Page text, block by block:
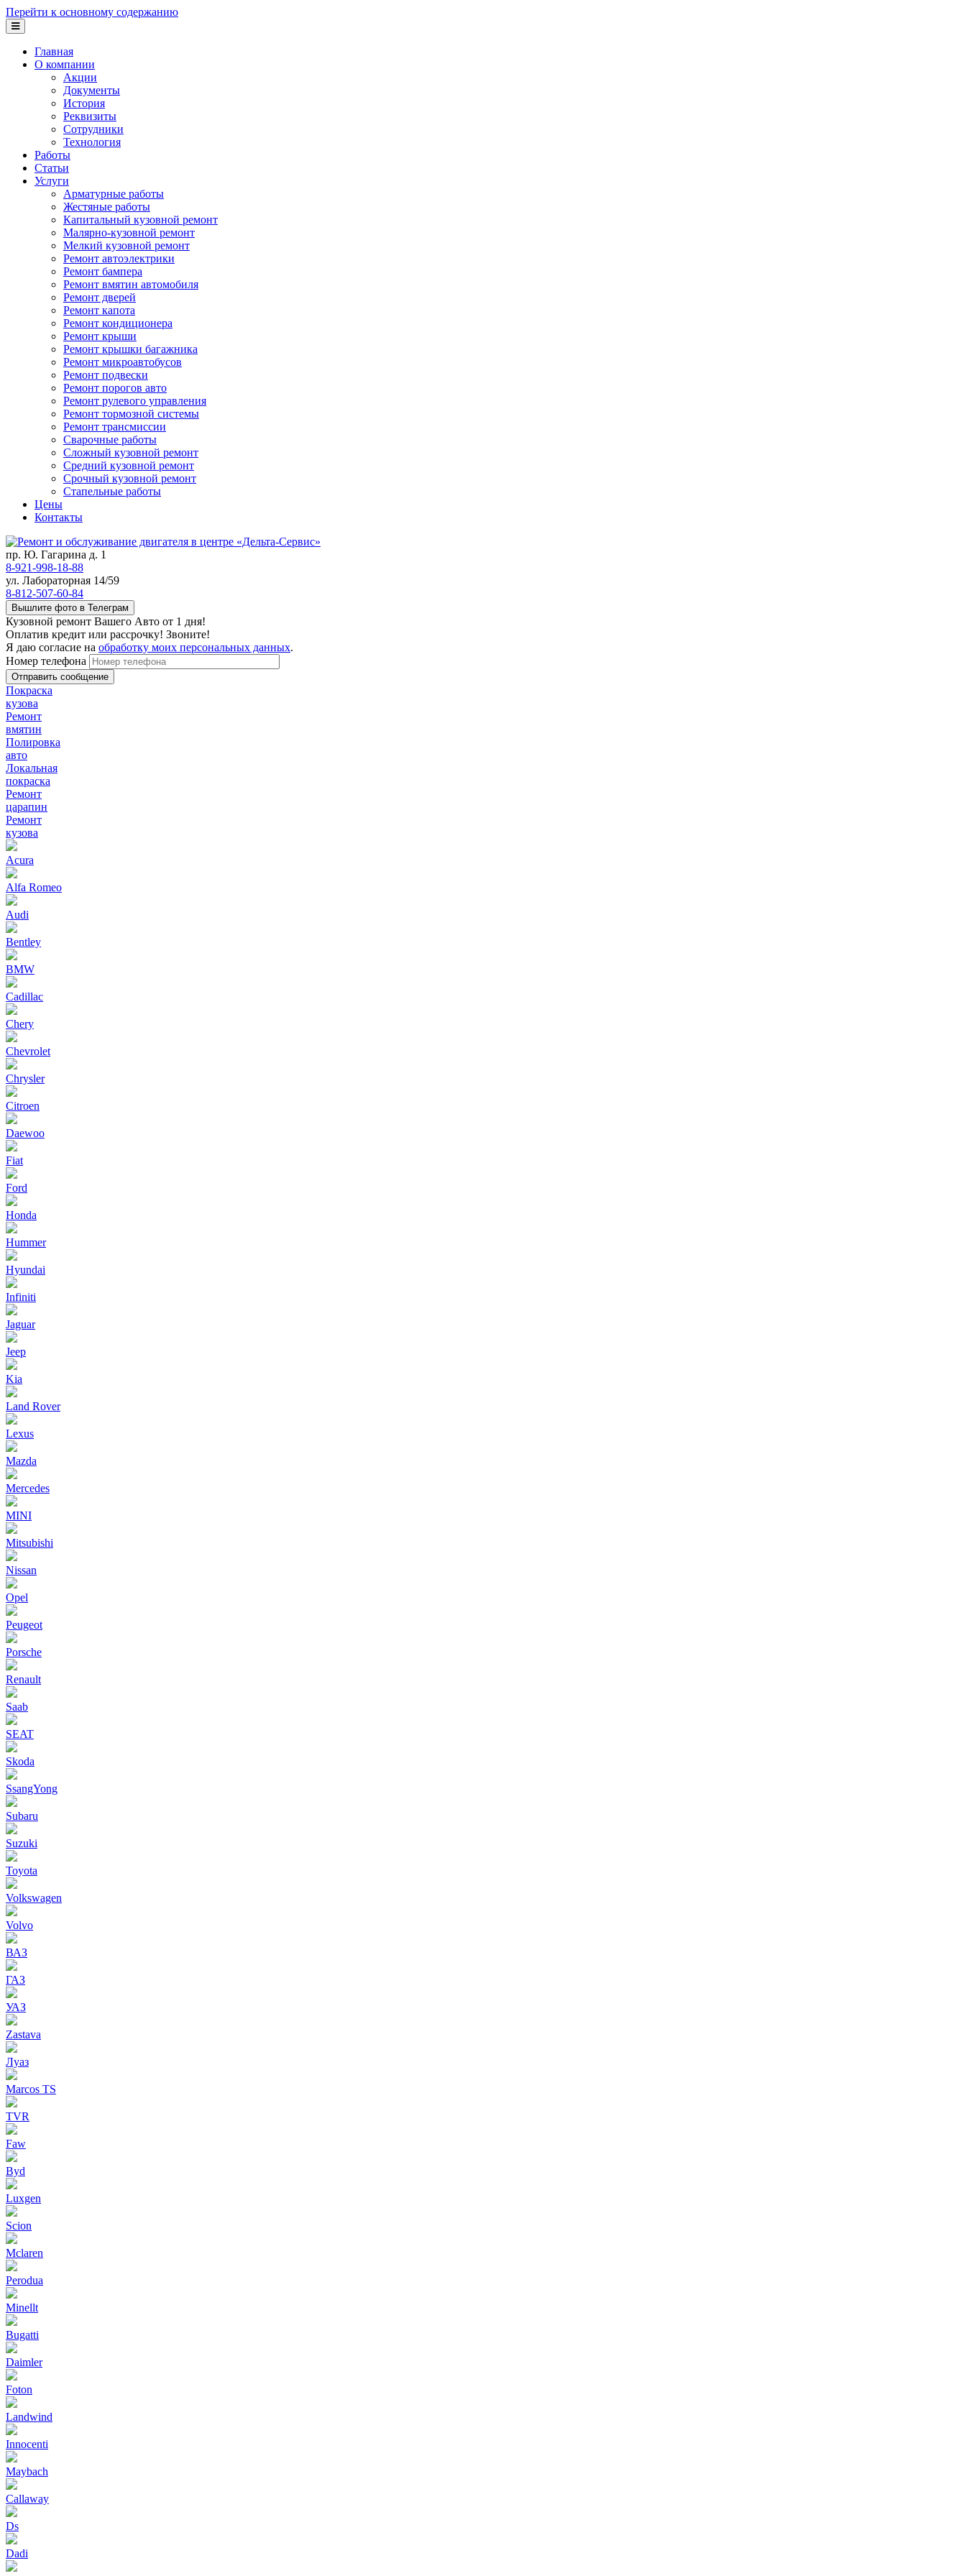
Перейти к основному содержанию
Главная
О компании
Акции
Документы
История
Реквизиты
Сотрудники
Технология
Работы
Статьи
Услуги
Арматурные работы
Жестяные работы
Капитальный кузовной ремонт
Малярно-кузовной ремонт
Мелкий кузовной ремонт
Ремонт автоэлектрики
Ремонт бампера
Ремонт вмятин автомобиля
Ремонт дверей
Ремонт капота
Ремонт кондиционера
Ремонт крыши
Ремонт крышки багажника
Ремонт микроавтобусов
Ремонт подвески
Ремонт порогов авто
Ремонт рулевого управления
Ремонт тормозной системы
Ремонт трансмиссии
Сварочные работы
Сложный кузовной ремонт
Средний кузовной ремонт
Срочный кузовной ремонт
Стапельные работы
Цены
Контакты
пр. Ю. Гагарина д. 1
8-921-998-18-88
ул. Лабораторная 14/59
8-812-507-60-84
Вышлите фото в Телеграм
Кузовной ремонт Вашего Авто от 1 дня!
Оплатив кредит или рассрочку! Звоните!
Я даю согласие на обработку моих персональных данных.
Номер телефона
Покраска
кузова
Ремонт
вмятин
Полировка
авто
Локальная
покраска
Ремонт
царапин
Ремонт
кузова
Acura
Alfa Romeo
Audi
Bentley
BMW
Cadillac
Chery
Chevrolet
Chrysler
Citroen
Daewoo
Fiat
Ford
Honda
Hummer
Hyundai
Infiniti
Jaguar
Jeep
Kia
Land Rover
Lexus
Mazda
Mercedes
MINI
Mitsubishi
Nissan
Opel
Peugeot
Porsche
Renault
Saab
SEAT
Skoda
SsangYong
Subaru
Suzuki
Toyota
Volkswagen
Volvo
ВАЗ
ГАЗ
УАЗ
Zastava
Луаз
Marcos TS
TVR
Faw
Byd
Luxgen
Scion
Mclaren
Perodua
Minellt
Bugatti
Daimler
Foton
Landwind
Innocenti
Maybach
Callaway
Ds
Dadi